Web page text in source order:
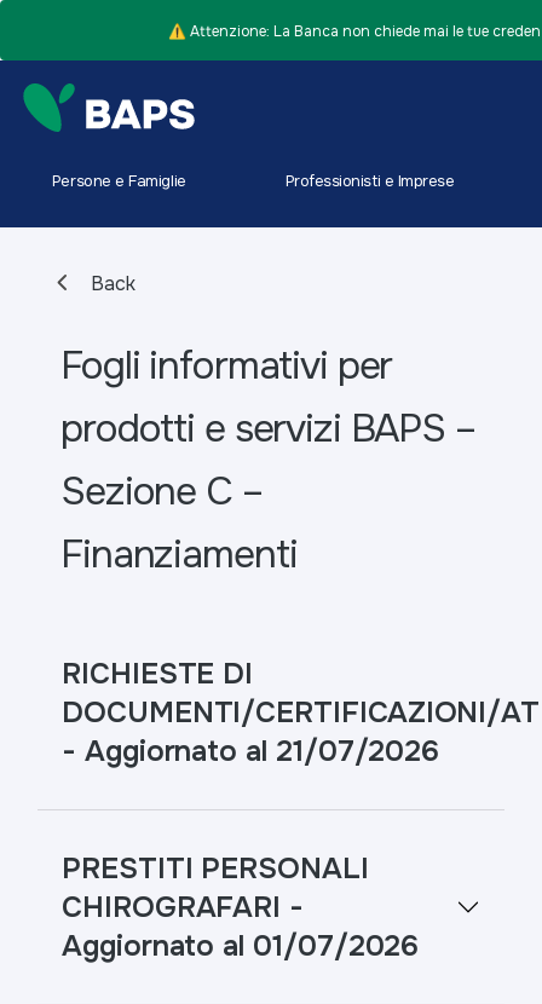
⚠️ Attenzione: La Banca non chiede mai le tue
Persone e Famiglie Professionisti e Imprese
Back
Fogli informativi per
prodotti e servizi BAPS –
Sezione C –
Finanziamenti
RICHIESTE DI
DOCUMENTI/CERTIFICAZIONI/
- Aggiornato al 21/07/2026
PRESTITI PERSONALI
CHIROGRAFARI -
Aggiornato al 01/07/2026